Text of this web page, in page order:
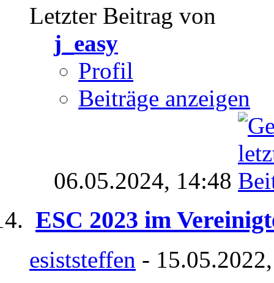
Letzter Beitrag von
j_easy
Profil
Beiträge anzeigen
06.05.2024, 14:48
ESC 2023 im
esiststeffen -